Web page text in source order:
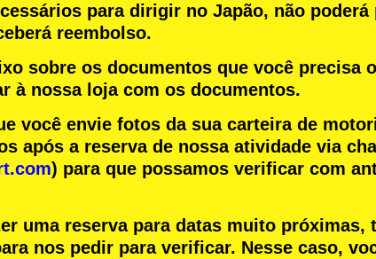
para dirigir no Japão, não
reembolso.
sobre os documentos que você precisa
à nossa loja com os documentos.
você envie fotos da sua carteira de
após a reserva de nossa atividade via
) para que possamos verificar com
uma reserva para datas muito próximas,
nos pedir para verificar. Nesse caso,